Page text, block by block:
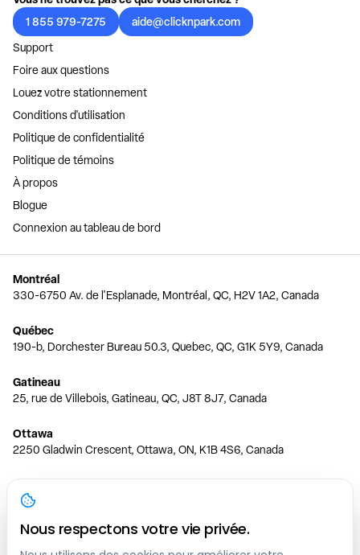
1 855 979-7275
aide@clicknpark.com
Support
Foire aux questions
Louez votre stationnement
Conditions d'utilisation
Politique de confidentialité
Politique de témoins
À propos
Blogue
Connexion au tableau de bord
Montréal
330-6750 Av. de l'Esplanade, Montréal, QC, H2V 1A2, Canada
Québec
190-b, Dorchester Bureau 50.3, Quebec, QC, G1K 5Y9, Canada
Gatineau
25, rue de Villebois, Gatineau, QC, J8T 8J7, Canada
Ottawa
2250 Gladwin Crescent, Ottawa, ON, K1B 4S6, Canada
Toronto
150 Ferrand Dr, 6th Floor, Toronto, ON, M3C 3E5, Canada
Vancouver
Nous respectons votre vie privée.